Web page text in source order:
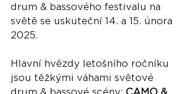
drum & bassového festivalu na
světě se uskuteční 14. a 15. února
2025.
Hlavní hvězdy letošního ročníku
jsou těžkými váhami světové